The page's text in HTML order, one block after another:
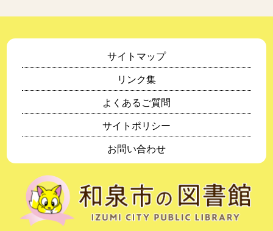
サイトマップ
リンク集
よくあるご質問
サイトポリシー
お問い合わせ